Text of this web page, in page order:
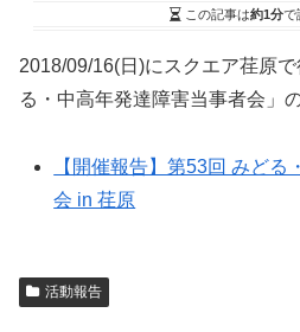
この記事は約1分で
2018/09/16(日)にスクエア荏原
る・中高年発達障害当事者会」
【開催報告】第53回 みど
会 in 荏原
活動報告